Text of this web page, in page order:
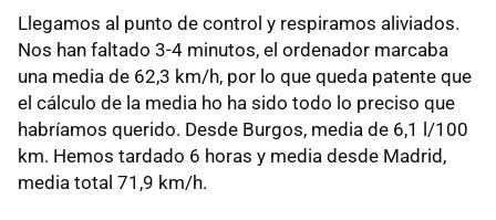
Llegamos al punto de control y respiramos aliviados.
Nos han faltado 3-4 minutos, el ordenador marcaba
una media de 62,3 km/h, por lo que queda patente que
el cálculo de la media ho ha sido todo lo preciso que
habríamos querido. Desde Burgos, media de 6,1 l/100
km. Hemos tardado 6 horas y media desde Madrid,
media total 71,9 km/h.